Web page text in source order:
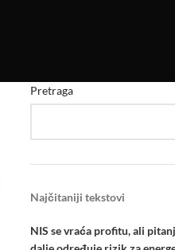
Pretraga
Najčitaniji tekstovi
NIS se vraća profitu, ali